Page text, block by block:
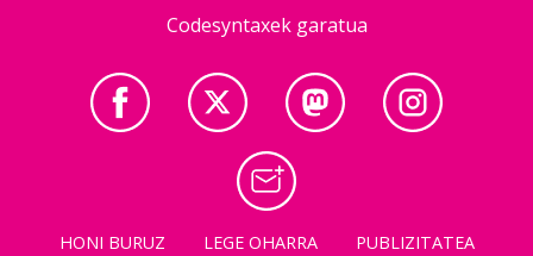
Codesyntaxek garatua
HONI BURUZ LEGE OHARRA
PUBLIZITATEA